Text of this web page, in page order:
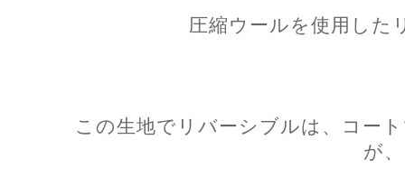
圧縮ウールを使用した
この生地でリバーシブルは、コー
が、